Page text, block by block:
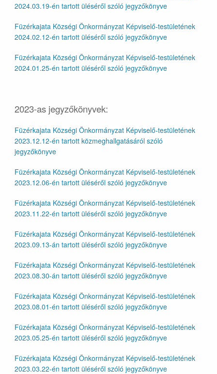
2024.03.19-én tartott üléséről szóló jegyzőkönyve
Füzérkajata Községi Önkormányzat Képviselő-testületének
2024.02.12-én tartott üléséről szóló jegyzőkönyve
Füzérkajata Községi Önkormányzat Képviselő-testületének
2024.01.25-én tartott üléséről szóló jegyzőkönyve
2023-as jegyzőkönyvek:
Füzérkajata Községi Önkormányzat Képviselő-testületének
2023.12.12-én tartott közmeghallgatásáról szóló
jegyzőkönyve
Füzérkajata Községi Önkormányzat Képviselő-testületének
2023.12.06-én tartott üléséről szóló jegyzőkönyve
Füzérkajata Községi Önkormányzat Képviselő-testületének
2023.11.22-én tartott üléséről szóló jegyzőkönyve
Füzérkajata Községi Önkormányzat Képviselő-testületének
2023.09.13-án tartott üléséről szóló jegyzőkönyve
Füzérkajata Községi Önkormányzat Képviselő-testületének
2023.08.30-án tartott üléséről szóló jegyzőkönyve
Füzérkajata Községi Önkormányzat Képviselő-testületének
2023.08.01-én tartott üléséről szóló jegyzőkönyve
Füzérkajata Községi Önkormányzat Képviselő-testületének
2023.05.25-én tartott üléséről szóló jegyzőkönyve
Füzérkajata Községi Önkormányzat Képviselő-testületének
2023.03.22-én tartott üléséről szóló jegyzőkönyve